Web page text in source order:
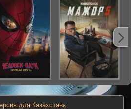
для Казахстана